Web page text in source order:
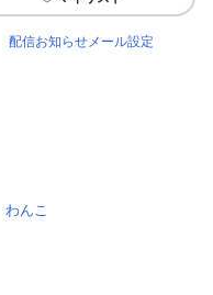
配信お知らせメール設定
わんこ